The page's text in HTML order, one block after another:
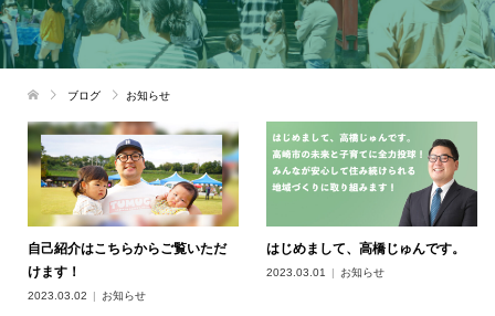
ブログ お知らせ
自己紹介はこちらからご覧いただ
けます！
2023.03.02 お知らせ
はじめまして、高橋じゅんです。
2023.03.01 お知らせ